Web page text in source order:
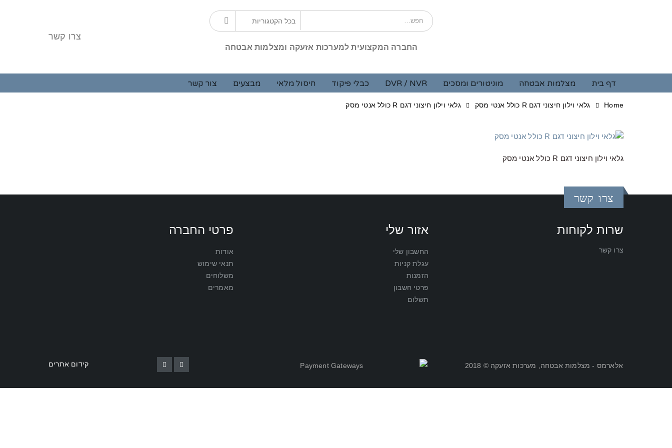
החברה המקצועית למערכות אזעקה ומצלמות אבטחה
צרו קשר
דף בית מצלמות אבטחה מוניטורים ומסכים DVR / NVR כבלי פיקוד חיסול מלאי מבצעים צור קשר
Home גלאי וילון חיצוני דגם R כולל אנטי מסק גלאי וילון חיצוני דגם R כולל אנטי מסק
גלאי וילון חיצוני דגם R כולל אנטי מסק
צרו קשר
שרות לקוחות
צרו קשר
אזור שלי
החשבון שלי
עגלת קניות
הזמנות
פרטי חשבון
תשלום
פרטי החברה
אודות
תנאי שימוש
משלוחים
מאמרים
אלארמס - מצלמות אבטחה, מערכות אזעקה © 2018 קידום אתרים